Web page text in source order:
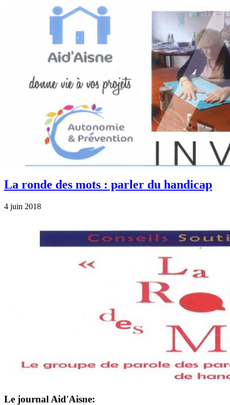
La ronde des mots : parler du handicap
4 juin 2018
Le journal Aid'Aisne: